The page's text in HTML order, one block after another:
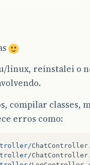
linux, reinstalei o
compilar classes,
erros como:
ChatController
ChatController